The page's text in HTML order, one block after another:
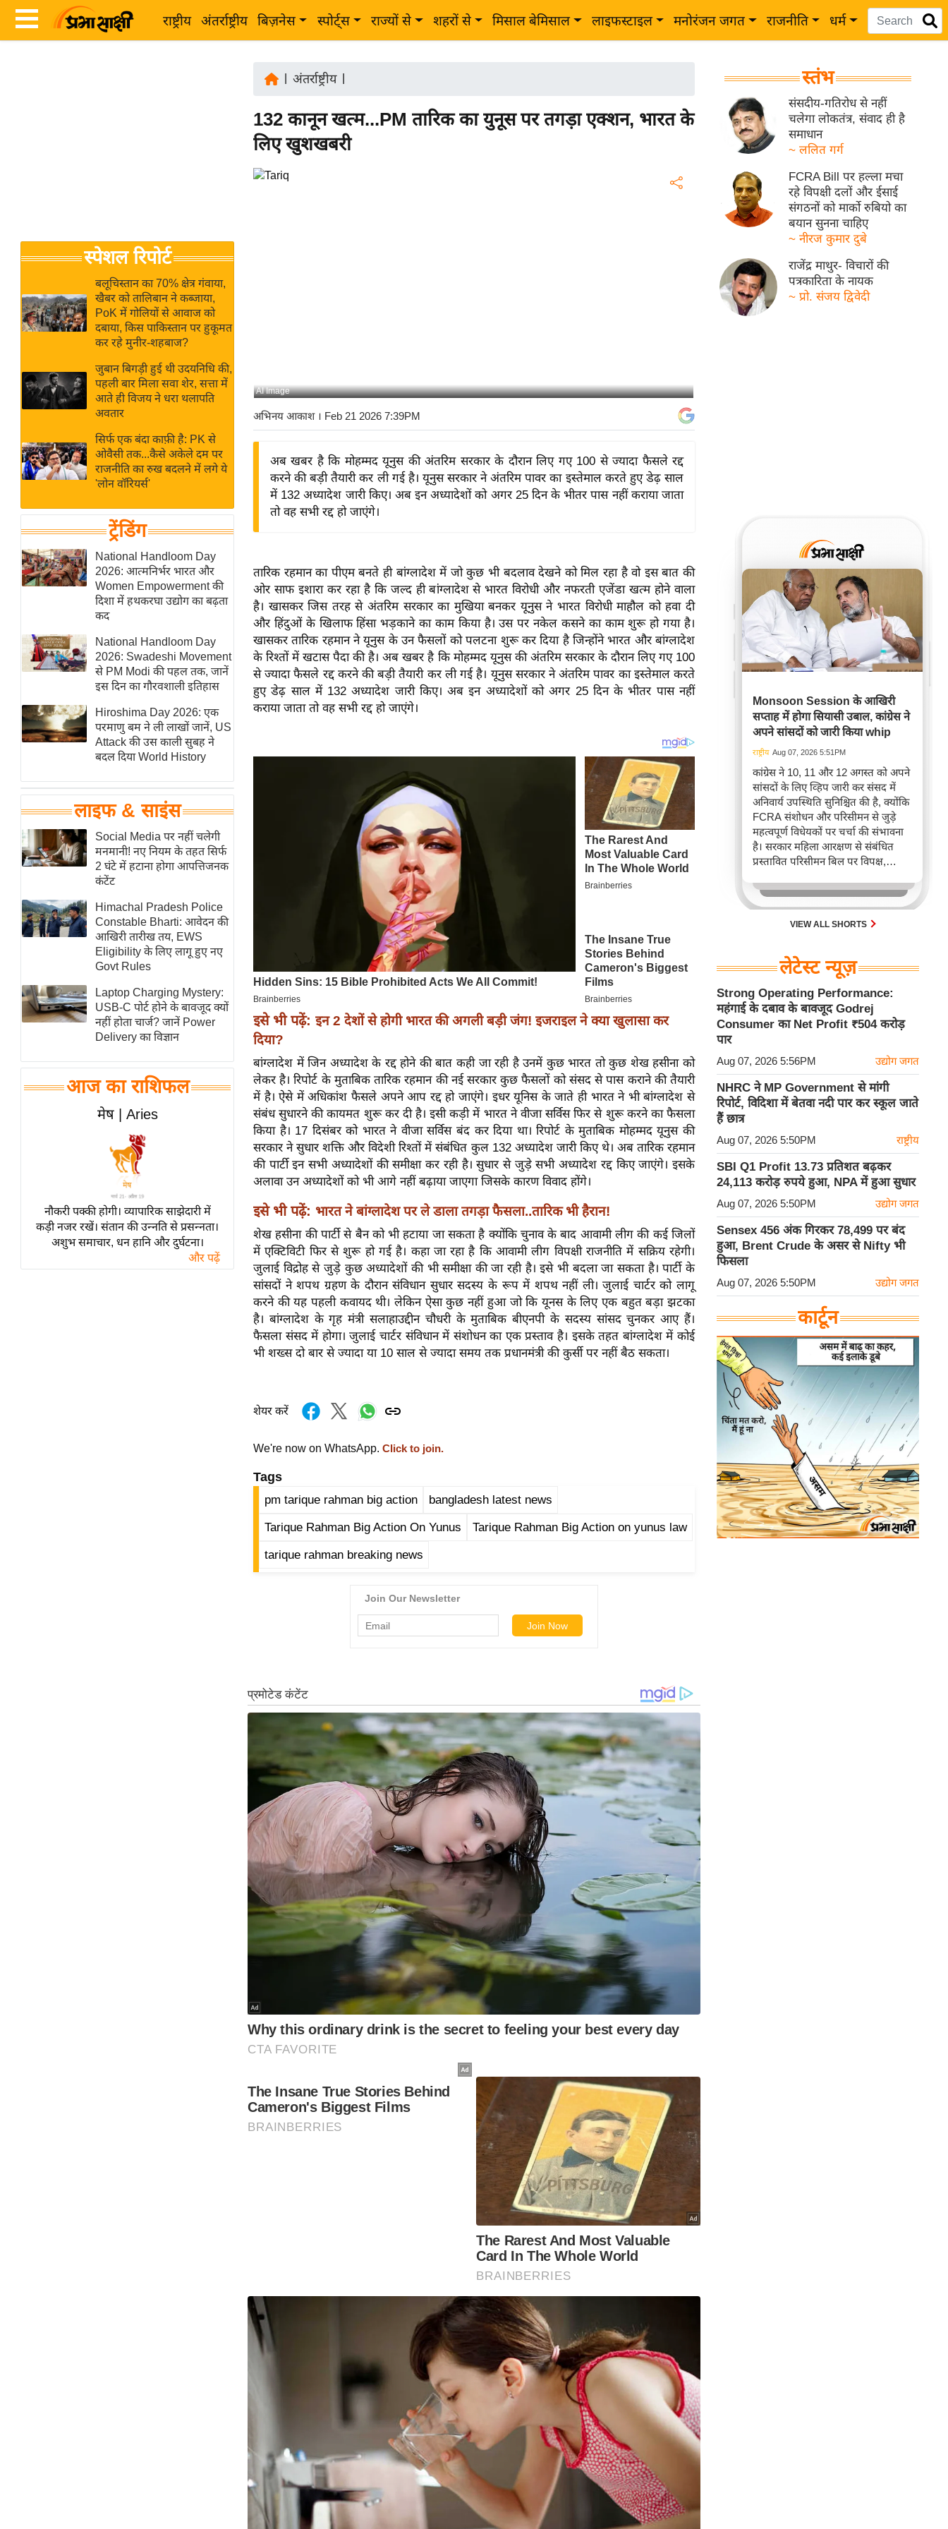
राष्ट्रीय अंतर्राष्ट्रीय बिज़नेस स्पोर्ट्स राज्यों से शहरों से मिसाल बेमिसाल लाइफस्टाइल मनोरंजन जगत राजनीति धर्म
Breaking
News in
Hindi
Hindi
Videos
जगत
राय
बजट
IPL
2026
ई-पेपर
मिसाल बेमिसाल
शख्सियत
यंग इंडिया
साहित्य जगत
ऑटो वर्ल्ड
न्यूज ब्रीफ
मनोरंजन जगत
बॉलीवुड
हॉलीवुड
फिल्म समीक्षा
Breaking
News
लाइफस्टाइल
टेक्नॉलॉजी
घरेलू नुस्खे
पर्यटन स्थल
फिटनेस मंत्रा
रिलेशनशिप
राजनीति
विश्लेषण
समसामयिक
मातृभूमि
एम.
आर.
आई.
समीक्षा
धर्म
ज्योतिष
त्योहार
राशिफल
विशेष
विश्लेषण
स्पेशल रिपोर्ट
बलूचिस्तान का 70% क्षेत्र गंवाया,
खैबर को तालिबान ने कब्जाया,
PoK में गोलियों से आवाज को
दबाया, किस पाकिस्तान पर हुकूमत
कर रहे मुनीर-शहबाज?
जुबान बिगड़ी हुई थी उदयनिधि की,
पहली बार मिला सवा शेर, सत्ता में
आते ही विजय ने धरा थलापति
अवतार
सिर्फ एक बंदा काफ़ी है: PK से
ओवैसी तक...कैसे अकेले दम पर
राजनीति का रुख बदलने में लगे ये
'लोन वॉरियर्स'
ट्रेंडिंग
National Handloom Day
2026: आत्मनिर्भर भारत और
Women Empowerment की
दिशा में हथकरघा उद्योग का बढ़ता
कद
National Handloom Day
2026: Swadeshi Movement
से PM Modi की पहल तक, जानें
इस दिन का गौरवशाली इतिहास
Hiroshima Day 2026: एक
परमाणु बम ने ली लाखों जानें, US
Attack की उस काली सुबह ने
बदल दिया World History
लाइफ & साइंस
Social Media पर नहीं चलेगी
मनमानी! नए नियम के तहत सिर्फ
2 घंटे में हटाना होगा आपत्तिजनक
कंटेंट
Himachal Pradesh Police
Constable Bharti: आवेदन की
आखिरी तारीख तय, EWS
Eligibility के लिए लागू हुए नए
Govt Rules
Laptop Charging Mystery:
USB-C पोर्ट होने के बावजूद क्यों
नहीं होता चार्ज? जानें Power
Delivery का विज्ञान
आज का राशिफल
मेष | Aries
नौकरी पक्की होगी। व्यापारिक साझेदारी में
कड़ी नजर रखें। संतान की उन्नति से प्रसन्नता।
अशुभ समाचार, धन हानि और दुर्घटना।
और पढ़ें
अंतर्राष्ट्रीय|
132 कानून खत्म...PM तारिक का युनूस पर तगड़ा एक्शन, भारत के
लिए खुशखबरी
AI Image
अभिनय आकाश। Feb 21 2026 7:39PM
अब खबर है कि मोहम्मद यूनुस की अंतरिम सरकार के दौरान लिए गए 100 से ज्यादा फैसले रद्द
करने की बड़ी तैयारी कर ली गई है। यूनुस सरकार ने अंतरिम पावर का इस्तेमाल करते हुए डेढ़ साल
में 132 अध्यादेश जारी किए। अब इन अध्यादेशों को अगर 25 दिन के भीतर पास नहीं कराया जाता
तो वह सभी रद्द हो जाएंगे।
तारिक रहमान का पीएम बनते ही बांग्लादेश में जो कुछ भी बदलाव देखने को मिल रहा है वो इस बात की
ओर साफ इशारा कर रहा है कि जल्द ही बांग्लादेश से भारत विरोधी और नफरती एजेंडा खत्म होने वाला
है। खासकर जिस तरह से अंतरिम सरकार का मुखिया बनकर यूनुस ने भारत विरोधी माहौल को हवा दी
और हिंदुओं के खिलाफ हिंसा भड़काने का काम किया है। उस पर नकेल कसने का काम शुरू हो गया है।
खासकर तारिक रहमान ने यूनुस के उन फैसलों को पलटना शुरू कर दिया है जिन्होंने भारत और बांग्लादेश
के रिश्तों में खटास पैदा की है। अब खबर है कि मोहम्मद यूनुस की अंतरिम सरकार के दौरान लिए गए 100
से ज्यादा फैसले रद्द करने की बड़ी तैयारी कर ली गई है। यूनुस सरकार ने अंतरिम पावर का इस्तेमाल करते
हुए डेढ़ साल में 132 अध्यादेश जारी किए। अब इन अध्यादेशों को अगर 25 दिन के भीतर पास नहीं
कराया जाता तो वह सभी रद्द हो जाएंगे।
इसे भी पढ़ें: इन 2 देशों से होगी भारत की अगली बड़ी जंग! इजराइल ने क्या खुलासा कर
दिया?
बांग्लादेश में जिन अध्यादेश के रद्द होने की बात कही जा रही है उनमें कुछ भारत तो कुछ शेख हसीना को
लेकर है। रिपोर्ट के मुताबिक तारिक रहमान की नई सरकार कुछ फैसलों को संसद से पास कराने की तैयारी
में है। ऐसे में अधिकांश फैसले अपने आप रद्द हो जाएंगे। इधर यूनिस के जाते ही भारत ने भी बांग्लादेश से
संबंध सुधारने की कायमत शुरू कर दी है। इसी कड़ी में भारत ने वीजा सर्विस फिर से शुरू करने का फैसला
किया है। 17 दिसंबर को भारत ने वीजा सर्विस बंद कर दिया था। रिपोर्ट के मुताबिक मोहम्मद यूनुस की
सरकार ने सुधार शक्ति और विदेशी रिश्तों में संबंधित कुल 132 अध्यादेश जारी किए थे। अब तारिक रहमान
की पार्टी इन सभी अध्यादेशों की समीक्षा कर रही है। सुधार से जुड़े सभी अध्यादेश रद्द किए जाएंगे। इसके
अलावा उन अध्यादेशों को भी आगे नहीं बढ़ाया जाएगा जिसके कारण विवाद होंगे।
इसे भी पढ़ें: भारत ने बांग्लादेश पर ले डाला तगड़ा फैसला..तारिक भी हैरान!
शेख हसीना की पार्टी से बैन को भी हटाया जा सकता है क्योंकि चुनाव के बाद आवामी लीग की कई जिलों
में एक्टिविटी फिर से शुरू हो गई है। कहा जा रहा है कि आवामी लीग विपक्षी राजनीति में सक्रिय रहेगी।
जुलाई विद्रोह से जुड़े कुछ अध्यादेशों की भी समीक्षा की जा रही है। इसे भी बदला जा सकता है। पार्टी के
सांसदों ने शपथ ग्रहण के दौरान संविधान सुधार सदस्य के रूप में शपथ नहीं ली। जुलाई चार्टर को लागू
करने की यह पहली कवायद थी। लेकिन ऐसा कुछ नहीं हुआ जो कि यूनस के लिए एक बहुत बड़ा झटका
है। बांग्लादेश के गृह मंत्री सलाहाउद्दीन चौधरी के मुताबिक बीएनपी के सदस्य सांसद चुनकर आए हैं।
फैसला संसद में होगा। जुलाई चार्टर संविधान में संशोधन का एक प्रस्ताव है। इसके तहत बांग्लादेश में कोई
भी शख्स दो बार से ज्यादा या 10 साल से ज्यादा समय तक प्रधानमंत्री की कुर्सी पर नहीं बैठ सकता।
शेयर करें
We're now on WhatsApp. Click to join.
Tags
pm tarique rahman big action bangladesh latest news
Tarique Rahman Big Action On Yunus Tarique Rahman Big Action on yunus law
tarique rahman breaking news
स्तंभ
संसदीय-गतिरोध से नहीं
चलेगा लोकतंत्र, संवाद ही है
समाधान
~ ललित गर्ग
FCRA Bill पर हल्ला मचा
रहे विपक्षी दलों और ईसाई
संगठनों को मार्को रुबियो का
बयान सुनना चाहिए
~ नीरज कुमार दुबे
राजेंद्र माथुर- विचारों की
पत्रकारिता के नायक
~ प्रो. संजय द्विवेदी
Monsoon Session के आखिरी
सप्ताह में होगा सियासी उबाल, कांग्रेस ने
अपने सांसदों को जारी किया whip
राष्ट्रीय Aug 07, 2026 5:51PM
कांग्रेस ने 10, 11 और 12 अगस्त को अपने
सांसदों के लिए व्हिप जारी कर संसद में
अनिवार्य उपस्थिति सुनिश्चित की है, क्योंकि
FCRA संशोधन और परिसीमन से जुड़े
महत्वपूर्ण विधेयकों पर चर्चा की संभावना
है। सरकार महिला आरक्षण से संबंधित
प्रस्तावित परिसीमन बिल पर विपक्ष,
का समर्थन जुटाने की कोशिश कर रही है,
जिससे आगामी संसदीय सत्र में अहम
राजनीतिक टकराव अपेक्षित है।
VIEW ALL SHORTS
लेटेस्ट न्यूज़
Strong Operating Performance:
महंगाई के दबाव के बावजूद Godrej
Consumer का Net Profit ₹504 करोड़
पार
Aug 07, 2026 5:56PM उद्योग जगत
NHRC ने MP Government से मांगी
रिपोर्ट, विदिशा में बेतवा नदी पार कर स्कूल जाते
हैं छात्र
Aug 07, 2026 5:50PM राष्ट्रीय
SBI Q1 Profit 13.73 प्रतिशत बढ़कर
24,113 करोड़ रुपये हुआ, NPA में हुआ सुधार
Aug 07, 2026 5:50PM उद्योग जगत
Sensex 456 अंक गिरकर 78,499 पर बंद
हुआ, Brent Crude के असर से Nifty भी
फिसला
Aug 07, 2026 5:50PM उद्योग जगत
कार्टून